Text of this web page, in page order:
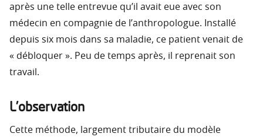
après une telle entrevue qu’il avait eue avec son
médecin en compagnie de l’anthropologue. Installé
depuis six mois dans sa maladie, ce patient venait de
« débloquer ». Peu de temps après, il reprenait son
travail.
L’observation
Cette méthode, largement tributaire du modèle